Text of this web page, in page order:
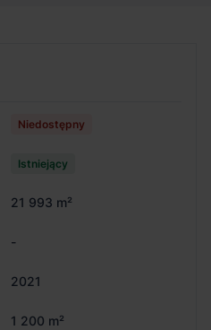
Niedostępny
Istniejący
21 993 m²
-
2021
1 200 m²